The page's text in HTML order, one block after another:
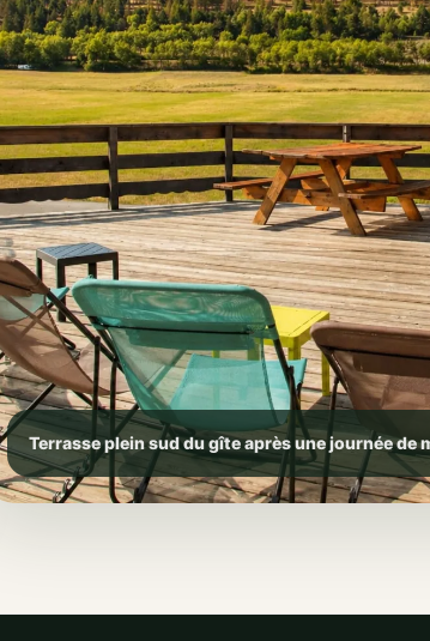
Terrasse plein sud du gîte après une journée de